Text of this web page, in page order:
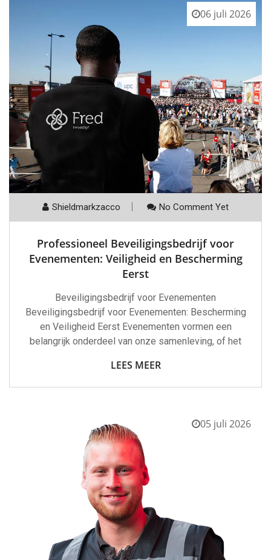
06 juli 2026
Shieldmarkzacco No Comment Yet
Professioneel Beveiligingsbedrijf voor
Evenementen: Veiligheid en Bescherming
Eerst
Beveiligingsbedrijf voor Evenementen
Beveiligingsbedrijf voor Evenementen: Bescherming
en Veiligheid Eerst Evenementen vormen een
belangrijk onderdeel van onze samenleving, of het
LEES MEER
05 juli 2026